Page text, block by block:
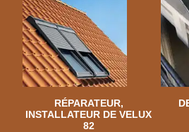
RÉPARATEUR,
INSTALLATEUR DE VELUX
82